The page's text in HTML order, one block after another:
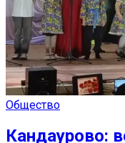
Общество
Кандаурово: